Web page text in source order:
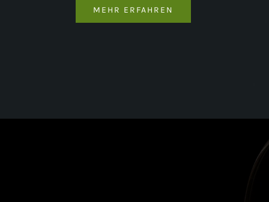
MEHR ERFAHREN